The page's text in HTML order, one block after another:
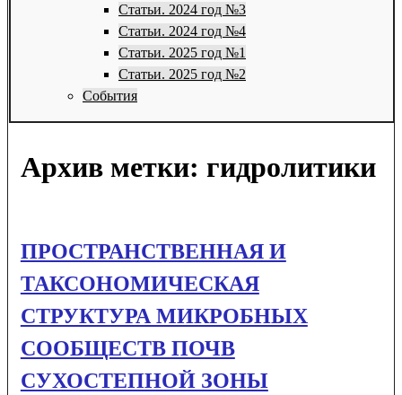
Статьи. 2024 год №3
Статьи. 2024 год №4
Статьи. 2025 год №1
Статьи. 2025 год №2
События
Архив метки: гидролитики
ПРОСТРАНСТВЕННАЯ И
ТАКСОНОМИЧЕСКАЯ
СТРУКТУРА МИКРОБНЫХ
СООБЩЕСТВ ПОЧВ
СУХОСТЕПНОЙ ЗОНЫ